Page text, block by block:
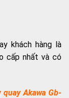
khách hàng là
cấp nhất và có
Akawa Gb-